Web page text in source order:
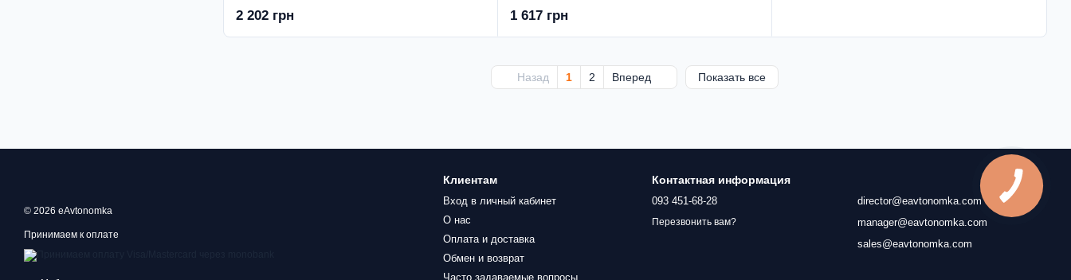
2 202 грн
1 617 грн
Назад 1 2 Вперед Показать все
© 2026 eAvtonomka
Принимаем к оплате
Клиентам
Вход в личный кабинет
О нас
Оплата и доставка
Обмен и возврат
Часто задаваемые вопросы
Контактная информация
093 451-68-28
Перезвонить вам?
director@eavtonomka.com
manager@eavtonomka.com
sales@eavtonomka.com